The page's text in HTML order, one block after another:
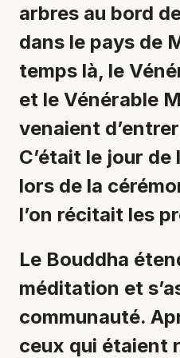
arbres au bord
dans le pays de
temps là, le
et le Vénérable
venaient
C’était le jour de
lors de la
l’on récitait les
Le Bouddha
méditation et
communauté.
ceux qui étaient